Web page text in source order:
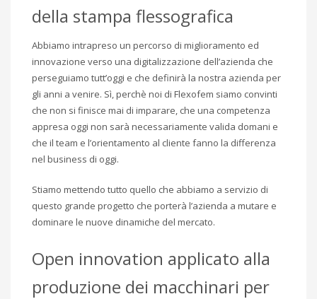
della stampa flessografica
Abbiamo intrapreso un percorso di miglioramento ed
innovazione verso una digitalizzazione dell’azienda che
perseguiamo tutt’oggi e che definirà la nostra azienda per
gli anni a venire. Sì, perchè noi di Flexofem siamo convinti
che non si finisce mai di imparare, che una competenza
appresa oggi non sarà necessariamente valida domani e
che il team e l’orientamento al cliente fanno la differenza
nel business di oggi.
Stiamo mettendo tutto quello che abbiamo a servizio di
questo grande progetto che porterà l’azienda a mutare e
dominare le nuove dinamiche del mercato.
Open innovation applicato alla
produzione dei macchinari per